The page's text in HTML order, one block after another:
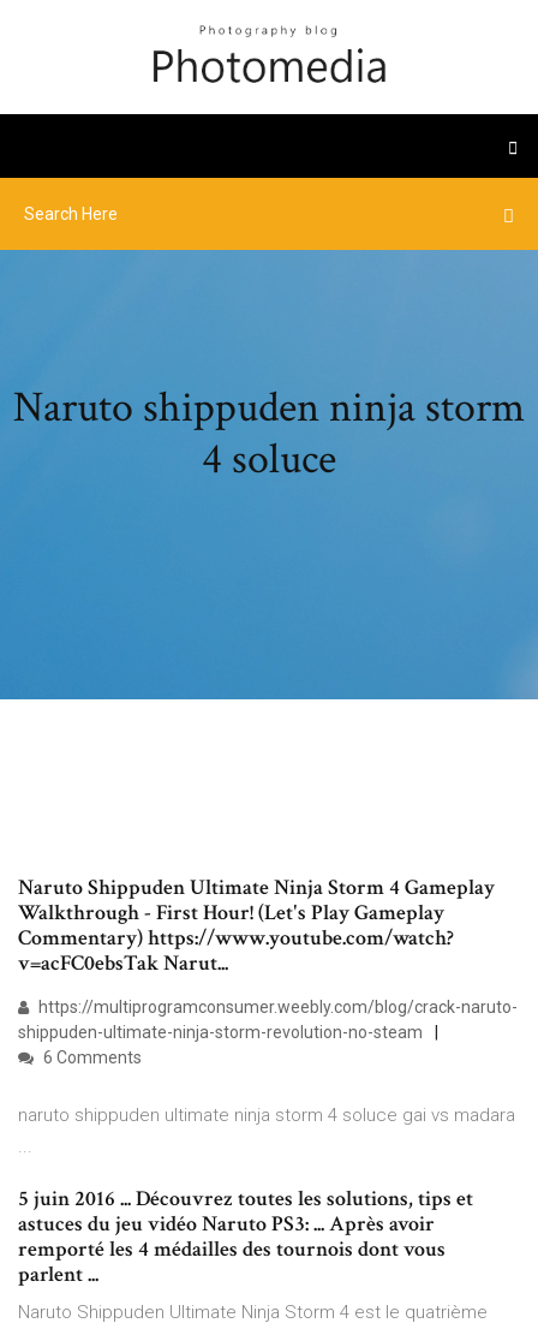
Naruto shippuden ninja storm
4 soluce
Naruto Shippuden Ultimate Ninja Storm 4 Gameplay
Walkthrough - First Hour! (Let's Play Gameplay
Commentary) https://www.youtube.com/watch?
v=acFC0ebsTak Narut...
https://multiprogramconsumer.weebly.com/blog/crack-naruto-
shippuden-ultimate-ninja-storm-revolution-no-steam
6 Comments
naruto shippuden ultimate ninja storm 4 soluce gai vs madara
...
5 juin 2016 ... Découvrez toutes les solutions, tips et
astuces du jeu vidéo Naruto PS3: ... Après avoir
remporté les 4 médailles des tournois dont vous
parlent ...
Naruto Shippuden Ultimate Ninja Storm 4 est le quatrième